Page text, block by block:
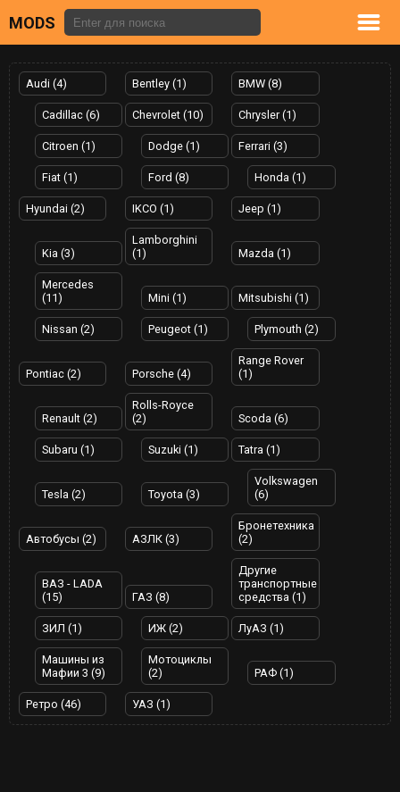
MODS
Audi (4) Bentley (1) BMW (8)
Cadillac (6) Chevrolet (10) Chrysler (1)
Citroen (1) Dodge (1) Ferrari (3)
Fiat (1) Ford (8) Honda (1)
Hyundai (2) IKCO (1) Jeep (1)
Kia (3)
Lamborghini
(1)
Mazda (1)
Mercedes
(11)
Mini (1) Mitsubishi (1)
Nissan (2) Peugeot (1) Plymouth (2)
Pontiac (2) Porsche (4)
Range Rover
(1)
Renault (2)
Rolls-Royce
(2)
Scoda (6)
Subaru (1) Suzuki (1) Tatra (1)
Tesla (2) Toyota (3)
Volkswagen
(6)
Автобусы (2) АЗЛК (3)
Бронетехника
(2)
ВАЗ - LADA
(15)
ГАЗ (8)
Другие
транспортные
средства (1)
ЗИЛ (1) ИЖ (2) ЛуАЗ (1)
Машины из
Мафии 3 (9)
Мотоциклы
(2)
РАФ (1)
Ретро (46) УАЗ (1)